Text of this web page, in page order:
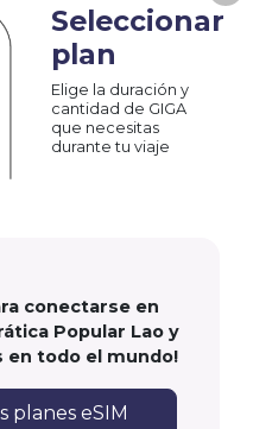
Seleccionar
plan
Elige la duración y
cantidad de GIGA
que necesitas
durante tu viaje
conectarse en
Popular Lao y
en todo el mundo!
planes eSIM